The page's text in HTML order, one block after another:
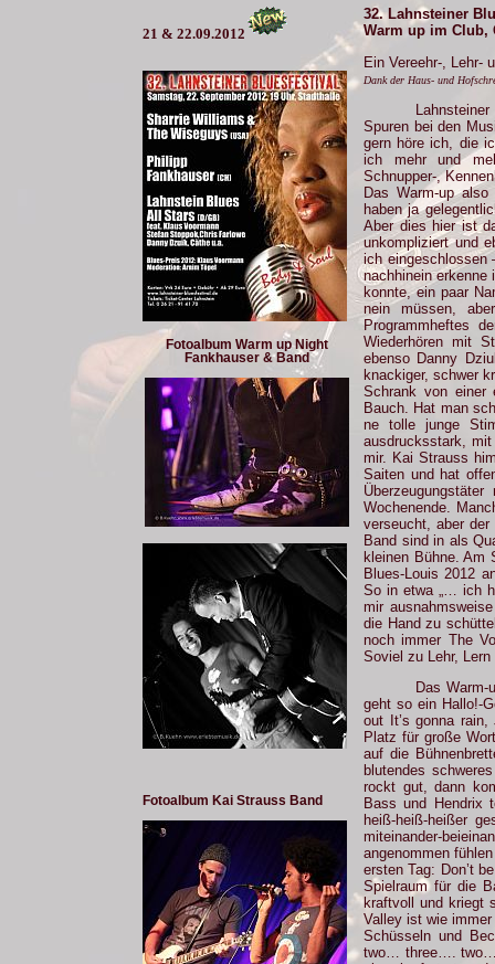
21 & 22.09.2012
Fotoalbum Warm up Night
Fankhauser & Band
Fotoalbum Kai Strauss Band
32. Lahnsteiner
Warm up im Club,
Ein Vereehr-, Lehr-
Dank der Haus- und
Spuren bei den
gern höre ich, die
ich mehr und
Schnupper-,
Das Warm-up
haben ja
Aber dies hier ist
unkompliziert und
ich eingeschlossen
nachhinein erkenne
konnte, ein paar
nein müssen,
Programmheftes
Wiederhören mit
ebenso Danny
knackiger, schwer
Schrank von einer
Bauch. Hat man
ne tolle junge
ausdrucksstark,
mir. Kai Strauss
Saiten und hat
Wochenende.
verseucht, aber
Band sind in als
kleinen Bühne. Am
Blues-Louis 2012
So in etwa „… ich
mir
die Hand zu
noch immer The
Soviel zu Lehr, Lern
Das
geht so ein Hallo!-
out It’s gonna
Platz für große
auf die
blutendes
rockt gut, dann
Bass und Hendrix
heiß-heiß-heißer
miteinander-
angenommen
ersten Tag: Don’t
Spielraum für die
kraftvoll und kriegt
Valley ist wie
Schüsseln und
two… three….